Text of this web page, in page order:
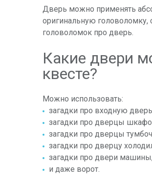
Дверь можно применять
оригинальную
головоломок про дверь.
Какие двери
квесте?
Можно использовать:
загадки про входную
загадки про дверцы
загадки про дверцы
загадки про дверцу
загадки про двери машины,
и даже ворот.